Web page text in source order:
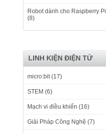
Robot dành cho Raspberry Pi
(8)
LINH KIỆN ĐIỆN TỬ
micro:bit (17)
STEM (6)
Mạch vi điều khiển (16)
Giải Pháp Công Nghệ (7)